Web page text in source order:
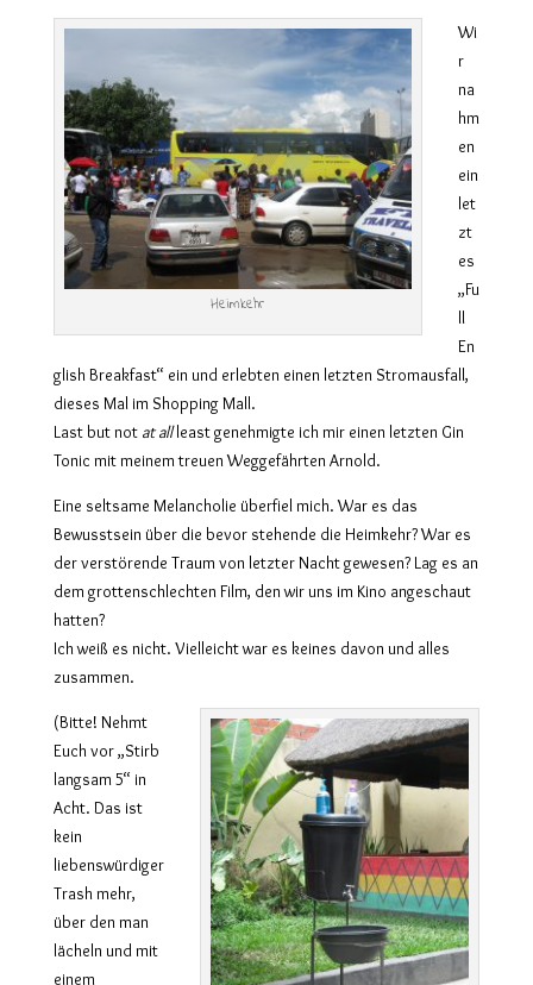
Heimkehr
Wi
r
na
hm
en
ein
let
zt
es
„Fu
ll
En
glish Breakfast“ ein und erlebten einen letzten Stromausfall,
dieses Mal im Shopping Mall.
Last but not at allleast genehmigte ich mir einen letzten Gin
Tonic mit meinem treuen Weggefährten Arnold.
Eine seltsame Melancholie überfiel mich. War es das
Bewusstsein über die bevor stehende die Heimkehr? War es
der verstörende Traum von letzter Nacht gewesen? Lag es an
dem grottenschlechten Film, den wir uns im Kino angeschaut
hatten?
Ich weiß es nicht. Vielleicht war es keines davon und alles
zusammen.
(Bitte! Nehmt
Euch vor „Stirb
langsam 5“ in
Acht. Das ist
kein
liebenswürdiger
Trash mehr,
über den man
lächeln und mit
einem